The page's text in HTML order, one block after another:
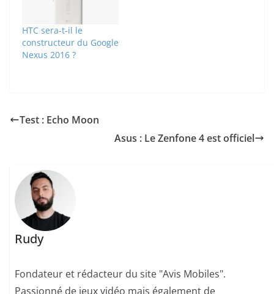
HTC sera-t-il le
constructeur du Google
Nexus 2016 ?
Test : Echo Moon
Asus : Le Zenfone 4 est officiel
Rudy
Fondateur et rédacteur du site "Avis Mobiles".
Passionné de jeux vidéo mais également de